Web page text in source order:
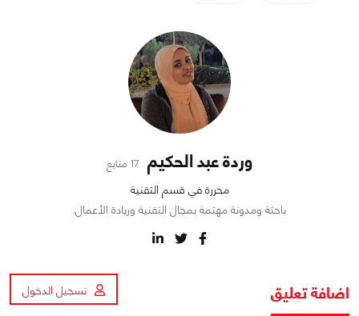
وردة عبد الحكيم 17 متابع
محررة في قسم التقنية
باحثة ومدونة مهتمة بمجال التقنية وريادة الأعمال.
اضافة تعليق تسجيل الدخول